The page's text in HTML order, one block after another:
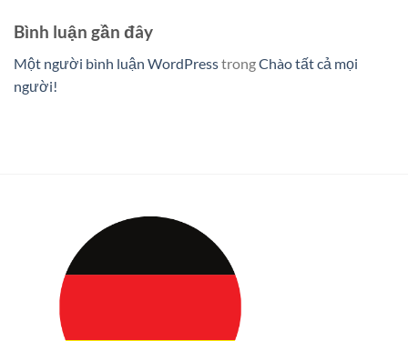
Bình luận gần đây
Một người bình luận WordPresstrongChào tất cả mọi
người!